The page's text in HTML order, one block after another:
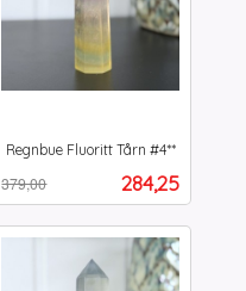
Regnbue Fluoritt Tårn #4**
Tilbud
284,25
379,00
mva.